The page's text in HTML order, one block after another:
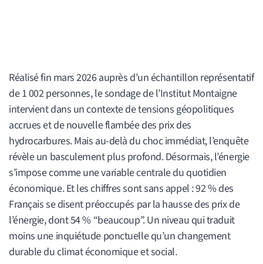
Réalisé fin mars 2026 auprès d’un échantillon représentatif
de 1 002 personnes, le sondage de l’Institut Montaigne
intervient dans un contexte de tensions géopolitiques
accrues et de nouvelle flambée des prix des
hydrocarbures. Mais au-delà du choc immédiat, l’enquête
révèle un basculement plus profond. Désormais, l’énergie
s’impose comme une variable centrale du quotidien
économique. Et les chiffres sont sans appel : 92 % des
Français se disent préoccupés par la hausse des prix de
l’énergie, dont 54 % “beaucoup”. Un niveau qui traduit
moins une inquiétude ponctuelle qu’un changement
durable du climat économique et social.